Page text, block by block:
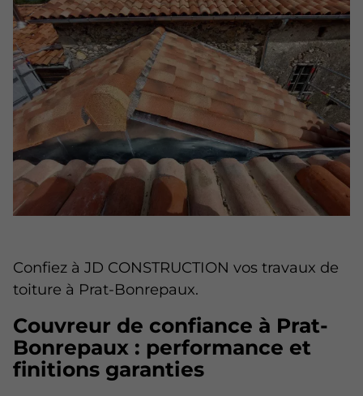
Confiez à JD CONSTRUCTION vos travaux de
toiture à Prat-Bonrepaux.
Couvreur de confiance à Prat-
Bonrepaux : performance et
finitions garanties